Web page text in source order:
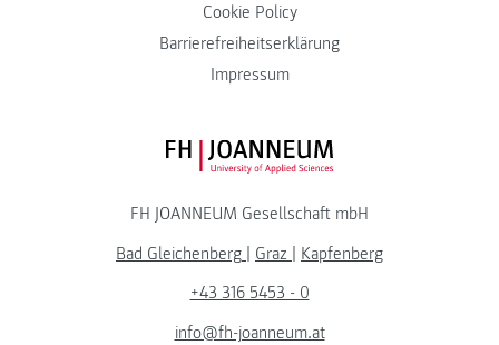
Cookie Policy
Barrierefreiheitserklärung
Impressum
FH JOANNEUM Logo
FH JOANNEUM Gesellschaft mbH
Bad Gleichenberg | Graz | Kapfenberg
+43 316 5453 - 0
info@fh-joanneum.at